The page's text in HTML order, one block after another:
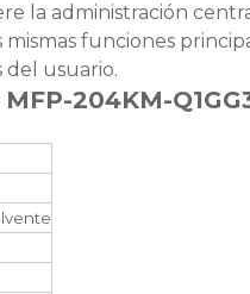
la administración
funciones
del usuario.
204KM-